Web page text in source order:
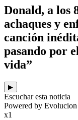
Donald, a los
achaques y
canción
pasando por
vida”
▶
Escuchar esta noticia
Powered by
x1